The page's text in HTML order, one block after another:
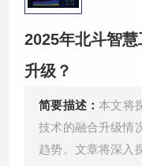
2025年北斗智
升级？
简要描述：本文将
技术的融合升级情
趋势。文章将深入